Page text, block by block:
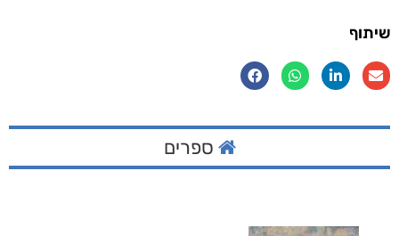
שיתוף
ספרים